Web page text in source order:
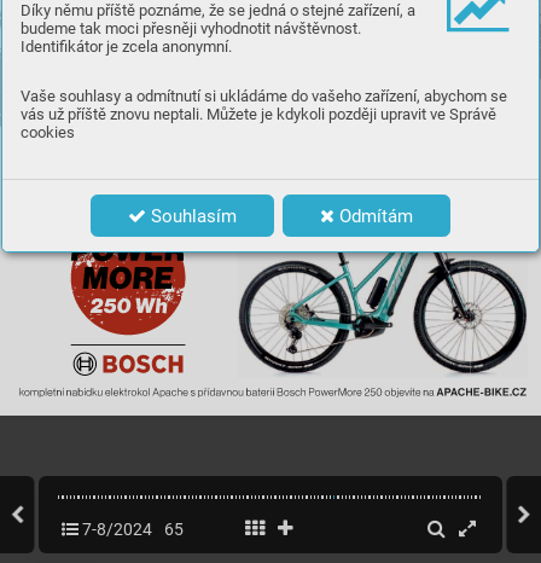
Díky němu příště poznáme, že se jedná o stejné zařízení, a
budeme tak moci přesněji vyhodnotit návštěvnost.
Identifikátor je zcela anonymní.
Vaše souhlasy a odmítnutí si ukládáme do vašeho zařízení, abychom se
vás už příště znovu neptali. Můžete je kdykoli později upravit ve Správě
cookies
Souhlasím Odmítám
7-8/2024 65